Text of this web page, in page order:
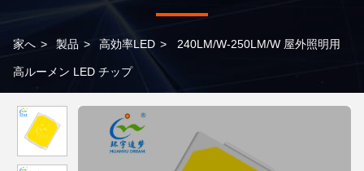
家へ > 製品 > 高効率LED > 240LM/W-250LM/W 屋外照明用
高ルーメン LED チップ